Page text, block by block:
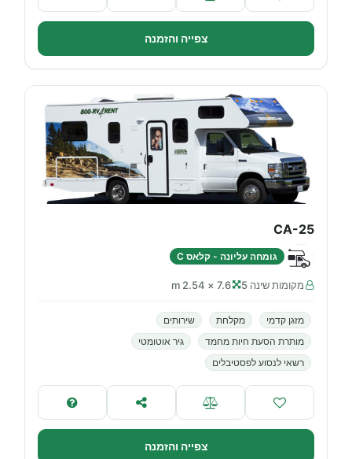
צפייה והזמנה
CA-25
גומחה עליונה - קלאס C
מקומות שינה 5 7.6 × 2.54 m
מזגן קדמי מקלחת
שירותים
מותרת הסעת חיות מחמד
גיר אוטומטי
רשאי לנסוע לפסטיבלים
צפייה והזמנה